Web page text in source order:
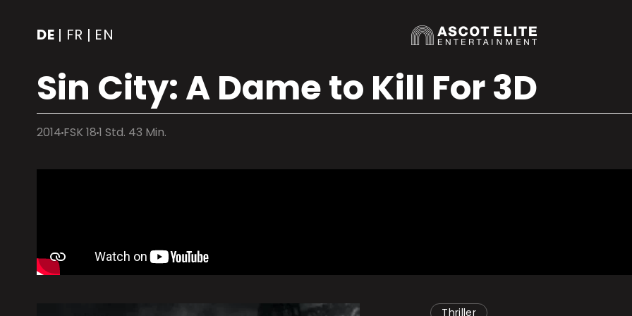
DE | FR | EN
Sin City: A Dame to Kill For 3D
2014 FSK 181 Std. 43 Min.
Thriller